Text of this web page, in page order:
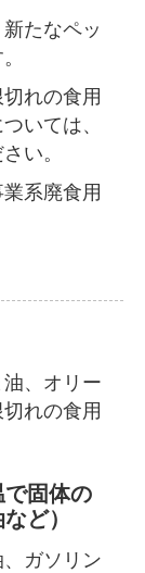
たなペッ
れの食用
いては、
い。
系廃食用
、オリー
れの食用
で固体の
ど）
ガソリン